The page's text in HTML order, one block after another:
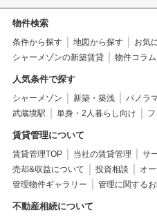
物件検索
条件から探す 地図から探す お気
シャーメゾンの新築賃貸
物件コラム
人気条件で探す
シャーメゾン 新築・築浅 パノラ
武蔵境駅
単身・2人暮らし向け
賃貸管理について
賃貸管理TOP 当社の賃貸管理 サ
売却&収益について
投資相談
オ
管理物件ギャラリー
管理に関する
不動産相続について